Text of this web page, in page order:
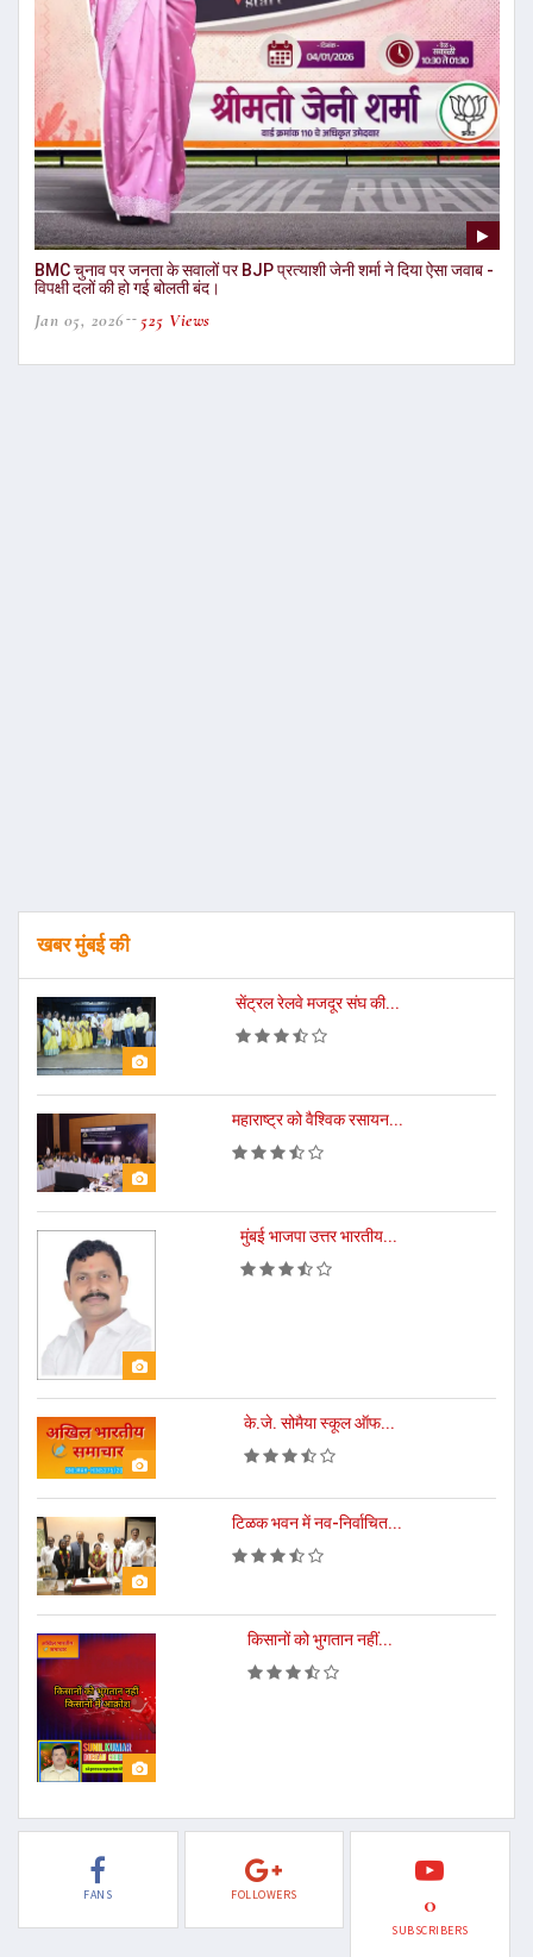
BMC चुनाव पर जनता के सवालों पर BJP प्रत्याशी जेनी शर्मा ने दिया ऐसा जवाब -
विपक्षी दलों की हो गई बोलती बंद।
Jan 05, 2026 525 Views
खबर मुंबई की
सेंट्रल रेलवे मजदूर संघ की...
महाराष्ट्र को वैश्विक रसायन...
मुंबई भाजपा उत्तर भारतीय...
के.जे. सोमैया स्कूल ऑफ...
टिळक भवन में नव-निर्वाचित...
किसानों को भुगतान नहीं...
FANS FOLLOWERS 0
SUBSCRIBERS